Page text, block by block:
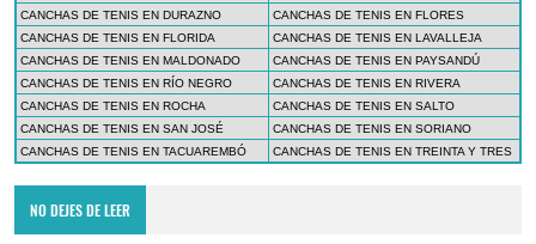
CANCHAS DE TENIS EN DURAZNO
CANCHAS DE TENIS EN FLORES
CANCHAS DE TENIS EN FLORIDA
CANCHAS DE TENIS EN LAVALLEJA
CANCHAS DE TENIS EN MALDONADO
CANCHAS DE TENIS EN PAYSANDÚ
CANCHAS DE TENIS EN RÍO NEGRO
CANCHAS DE TENIS EN RIVERA
CANCHAS DE TENIS EN ROCHA
CANCHAS DE TENIS EN SALTO
CANCHAS DE TENIS EN SAN JOSÉ
CANCHAS DE TENIS EN SORIANO
CANCHAS DE TENIS EN TACUAREMBÓ
CANCHAS DE TENIS EN TREINTA Y TRES
NO DEJES DE LEER